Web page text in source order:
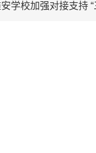
强对接支持 “三校一院”交钥匙项